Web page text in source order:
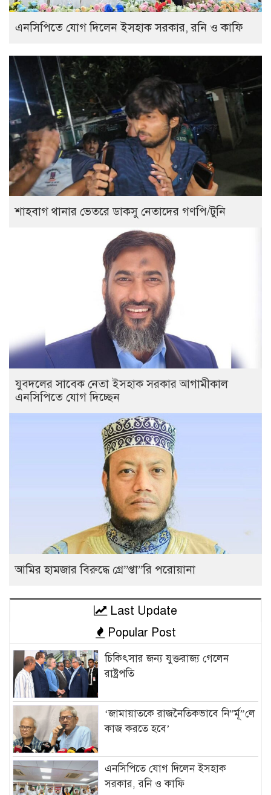
এনসিপিতে যোগ দিলেন ইসহাক সরকার, রনি ও কাফি
শাহবাগ থানার ভেতরে ডাকসু নেতাদের গণপি/টুনি
যুবদলের সাবেক নেতা ইসহাক সরকার আগামীকাল
এনসিপিতে যোগ দিচ্ছেন
আমির হামজার বিরুদ্ধে গ্রে”প্তা”রি পরোয়ানা
Last Update
Popular Post
চিকিৎসার জন্য যুক্তরাজ্য গেলেন
রাষ্ট্রপতি
‘জামায়াতকে রাজনৈতিকভাবে নি”র্মূ”লে
কাজ করতে হবে’
এনসিপিতে যোগ দিলেন ইসহাক
সরকার, রনি ও কাফি